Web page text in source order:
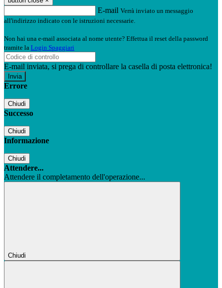
E-mail Verrà inviato un messaggio
all'indirizzo indicato con le istruzioni necessarie.
Non hai una e-mail associata al nome utente? Effettua il reset della password
tramite la Login Spaggiari
E-mail inviata, si prega di controllare la casella di posta elettronica!
Errore
Chiudi
Successo
Chiudi
Informazione
Chiudi
Attendere...
Attendere il completamento dell'operazione...
Chiudi